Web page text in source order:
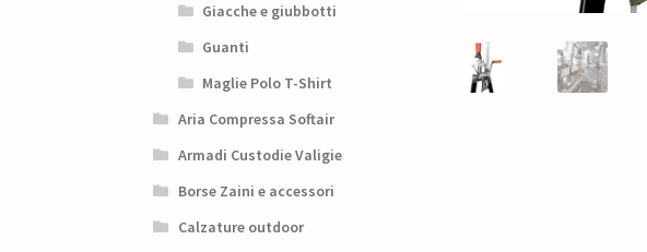
Giacche e giubbotti
Guanti
Maglie Polo T-Shirt
Aria Compressa Softair
Armadi Custodie Valigie
Borse Zaini e accessori
Calzature outdoor